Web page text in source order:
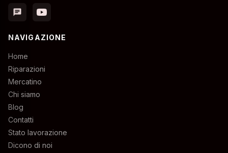
chat
NAVIGAZIONE
Home
Riparazioni
Mercatino
Chi siamo
Blog
Contatti
Stato lavorazione
Dicono di noi